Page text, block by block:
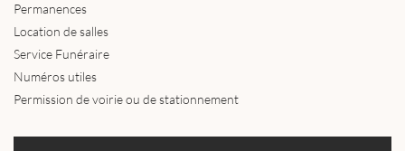
Permanences
Location de salles
Service Funéraire
Numéros utiles
Permission de voirie ou de stationnement